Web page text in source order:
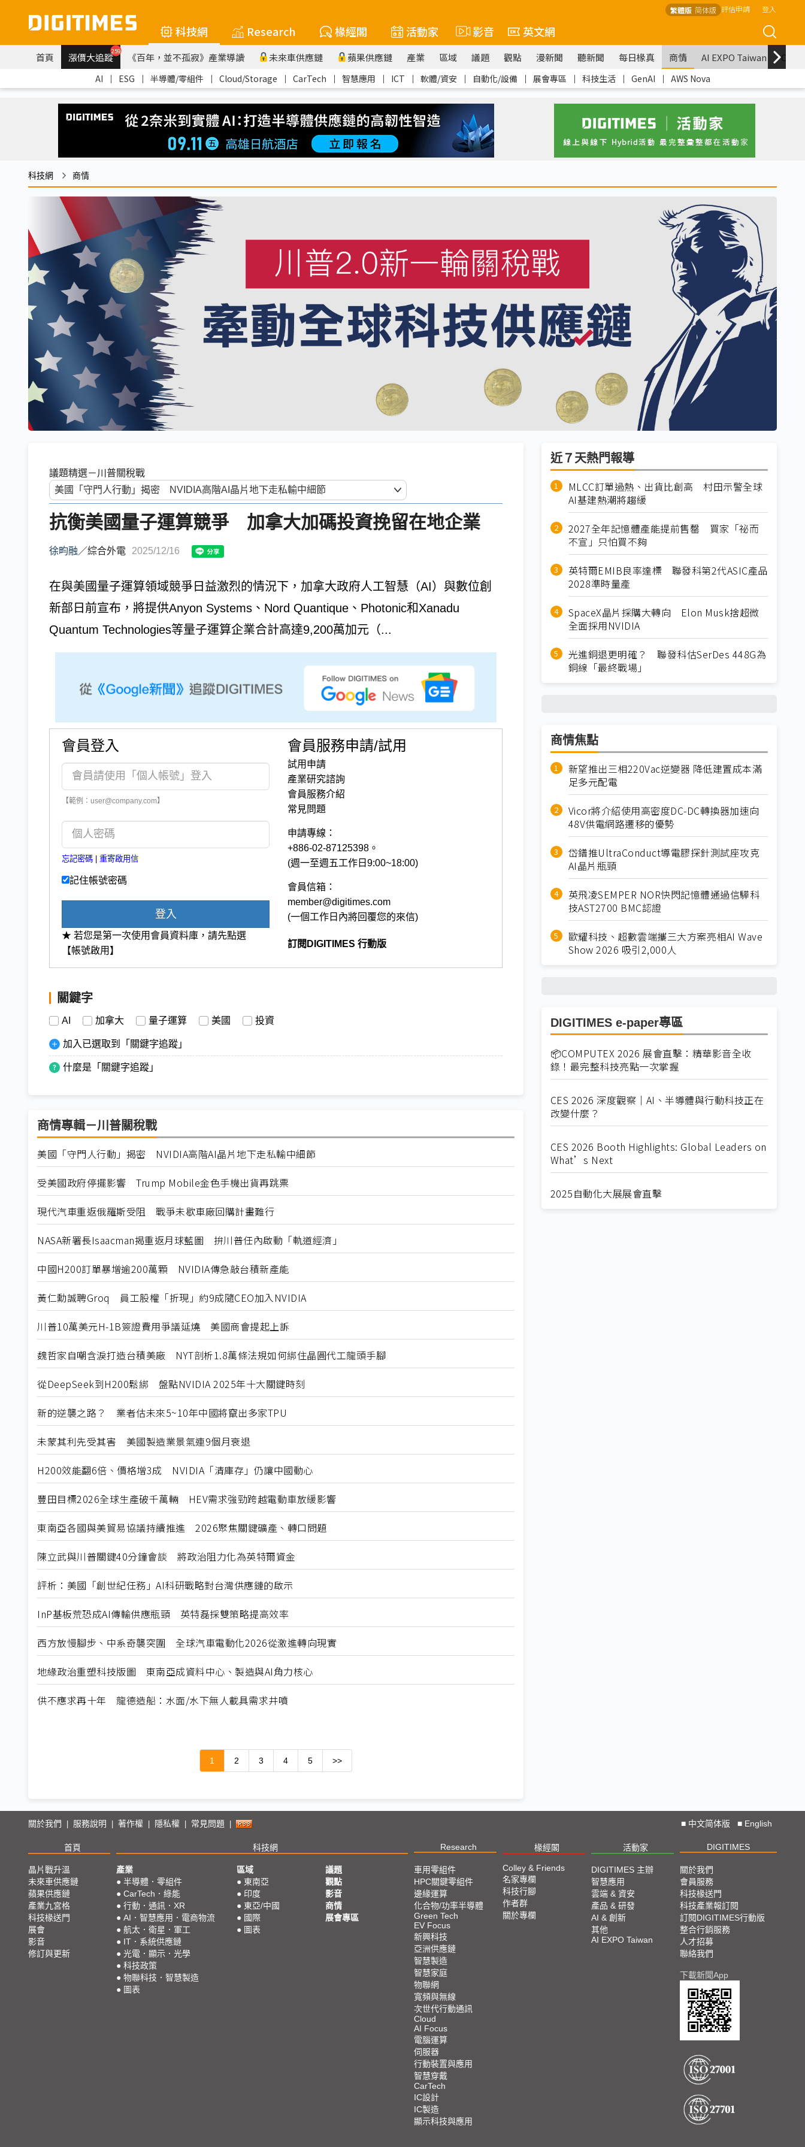
繁體版 简体版 評估申請 登入
科技網 Research 椽經閣 活動家 影音 英文網
首頁 漲價大追蹤259 《百年，並不孤寂》產業導讀 未來車供應鏈 蘋果供應鏈 產業 區域 議題 觀點 漫新聞 聽新聞 每日椽真 商情 AI EXPO Taiwan
AI ｜ ESG ｜ 半導體/零組件 ｜ Cloud/Storage ｜ CarTech ｜ 智慧應用 ｜ ICT ｜ 軟體/資安 ｜ 自動化/設備 ｜ 展會專區 ｜ 科技生活 ｜ GenAI ｜ AWS Nova
科技網 商情
議題精選－川普關稅戰
抗衡美國量子運算競爭 加拿大加碼投資挽留在地企業
徐畇融 ／綜合外電 2025/12/16
在與美國量子運算領域競爭日益激烈的情況下，加拿大政府人工智慧（AI）與數位創
新部日前宣布，將提供Anyon Systems、Nord Quantique、Photonic和Xanadu
Quantum Technologies等量子運算企業合計高達9,200萬加元（...
會員登入
【範例：user@company.com】
忘記密碼 | 重寄啟用信
記住帳號密碼
登入
★ 若您是第一次使用會員資料庫，請先點選
【帳號啟用】
會員服務申請/試用
試用申請
產業研究諮詢
會員服務介紹
常見問題
申請專線：
+886-02-87125398。
(週一至週五工作日9:00~18:00)
會員信箱：
member@digitimes.com
(一個工作日內將回覆您的來信)
訂閱DIGITIMES 行動版
關鍵字
AI 加拿大 量子運算 美國 投資
加入已選取到「關鍵字追蹤」
什麼是「關鍵字追蹤」
商情專輯－川普關稅戰
美國「守門人行動」揭密 NVIDIA高階AI晶片地下走私輸中細節
受美國政府停擺影響 Trump Mobile金色手機出貨再跳票
現代汽車重返俄羅斯受阻 戰爭未歇車廠回購計畫難行
NASA新署長Isaacman揭重返月球藍圖 拚川普任內啟動「軌道經濟」
中國H200訂單暴增逾200萬顆 NVIDIA傳急敲台積新產能
黃仁勳誠聘Groq 員工股權「折現」約9成隨CEO加入NVIDIA
川普10萬美元H-1B簽證費用爭議延燒 美國商會提起上訴
魏哲家自嘲含淚打造台積美廠 NYT剖析1.8萬條法規如何綁住晶圓代工龍頭手腳
從DeepSeek到H200鬆綁 盤點NVIDIA 2025年十大關鍵時刻
新的逆襲之路？ 業者估未來5~10年中國將竄出多家TPU
未蒙其利先受其害 美國製造業景氣連9個月衰退
H200效能翻6倍、價格增3成 NVIDIA「清庫存」仍讓中國動心
豐田目標2026全球生產破千萬輛 HEV需求強勁跨越電動車放緩影響
東南亞各國與美貿易協議持續推進 2026聚焦關鍵礦產、轉口問題
陳立武與川普關鍵40分鐘會談 將政治阻力化為英特爾資金
評析：美國「創世紀任務」AI科研戰略對台灣供應鏈的啟示
InP基板荒恐成AI傳輸供應瓶頸 英特磊採雙策略提高效率
西方放慢腳步、中系奇襲突圍 全球汽車電動化2026從激進轉向現實
地緣政治重塑科技版圖 東南亞成資料中心、製造與AI角力核心
供不應求再十年 龍德造船：水面/水下無人載具需求井噴
1 2 3 4 5 >>
近７天熱門報導
MLCC訂單過熱、出貨比創高 村田示警全球
AI基建熱潮將趨緩
2027全年記憶體產能提前售罄 買家「祕而
不宣」只怕買不夠
英特爾EMIB良率達標 聯發科第2代ASIC產品
2028準時量產
SpaceX晶片採購大轉向 Elon Musk捨超微
全面採用NVIDIA
光進銅退更明確？ 聯發科估SerDes 448G為
銅線「最終戰場」
商情焦點
新望推出三相220Vac逆變器 降低建置成本滿
足多元配電
Vicor將介紹使用高密度DC-DC轉換器加速向
48V供電網路遷移的優勢
岱鐠推UltraConduct導電膠探針測試座攻克
AI晶片瓶頸
英飛凌SEMPER NOR快閃記憶體通過信驊科
技AST2700 BMC認證
歐耀科技、超數雲端攜三大方案亮相AI Wave
Show 2026 吸引2,000人
DIGITIMES e-paper專區
📦COMPUTEX 2026 展會直擊：精華影音全收
錄！最完整科技亮點一次掌握
CES 2026 深度觀察｜AI、半導體與行動科技正在
改變什麼？
CES 2026 Booth Highlights: Global Leaders on
What’s Next
2025自動化大展展會直擊
關於我們 | 服務說明 | 著作權 | 隱私權 | 常見問題 | ■ 中文简体版 ■ English
首頁 科技網 Research 椽經閣 活動家 DIGITIMES
晶片戰升溫
未來車供應鏈
蘋果供應鏈
產業九宮格
科技椽送門
展會
影音
修訂與更新
產業
● 半導體．零組件
● CarTech．綠能
● 行動．通訊．XR
● AI．智慧應用．電商物流
● 航太．衛星．軍工
● IT．系統供應鏈
● 光電．顯示．光學
● 科技政策
● 物聯科技．智慧製造
● 圖表
區域
● 東南亞
● 印度
● 東亞/中國
● 國際
● 圖表
議題
觀點
影音
商情
展會專區
車用零組件
HPC關鍵零組件
邊緣運算
化合物/功率半導體
Green Tech
EV Focus
新興科技
亞洲供應鏈
智慧製造
智慧家庭
物聯網
寬頻與無線
次世代行動通訊
Cloud
AI Focus
電腦運算
伺服器
行動裝置與應用
智慧穿戴
CarTech
IC設計
IC製造
顯示科技與應用
Colley & Friends
名家專欄
科技行腳
作者群
關於專欄
DIGITIMES 主辦
智慧應用
雲端 & 資安
產品 & 研發
AI & 創新
其他
AI EXPO Taiwan
關於我們
會員服務
科技椽送門
科技產業報訂閱
訂閱DIGITIMES行動版
整合行銷服務
人才招募
聯絡我們
下載新聞App